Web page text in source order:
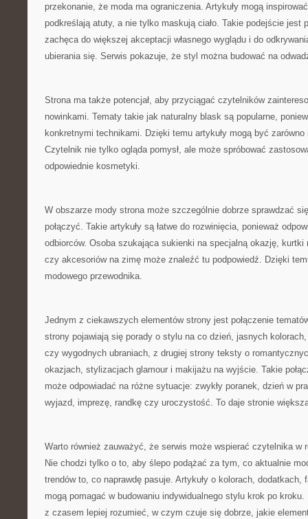
przekonanie, że moda ma ograniczenia. Artykuły mogą
podkreślają atuty, a nie tylko maskują ciało. Takie podejście jest
zachęca do większej akceptacji własnego wyglądu i do
ubierania się. Serwis pokazuje, że styl można budować na
Strona ma także potencjał, aby przyciągać czytelników
nowinkami. Tematy takie jak naturalny blask są popularne,
konkretnymi technikami. Dzięki temu artykuły mogą być
Czytelnik nie tylko ogląda pomysł, ale może spróbować
odpowiednie kosmetyki.
W obszarze mody strona może szczególnie dobrze sprawdzać
połączyć. Takie artykuły są łatwe do rozwinięcia, ponieważ
odbiorców. Osoba szukająca sukienki na specjalną okazję, kurtki
czy akcesoriów na zimę może znaleźć tu podpowiedź. Dzięki
modowego przewodnika.
Jednym z ciekawszych elementów strony jest połączenie
strony pojawiają się porady o stylu na co dzień, jasnych
czy wygodnych ubraniach, z drugiej strony teksty o
okazjach, stylizacjach glamour i makijażu na wyjście. Takie
może odpowiadać na różne sytuacje: zwykły poranek, dzień w
wyjazd, imprezę, randkę czy uroczystość. To daje stronie
Warto również zauważyć, że serwis może wspierać czytelnika w
Nie chodzi tylko o to, aby ślepo podążać za tym, co aktualnie
trendów to, co naprawdę pasuje. Artykuły o kolorach, dodatkach,
mogą pomagać w budowaniu indywidualnego stylu krok po
z czasem lepiej rozumieć, w czym czuje się dobrze, jakie